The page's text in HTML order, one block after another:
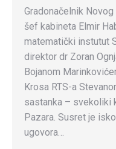
Gradonačelnik
šef kabineta Elmir
matematički instutut
direktor dr Zoran
Bojanom
Krosa RTS-a
sastanka – svekoliki
Pazara. Susret je
ugovora…